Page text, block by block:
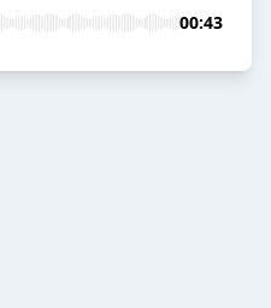
00:43